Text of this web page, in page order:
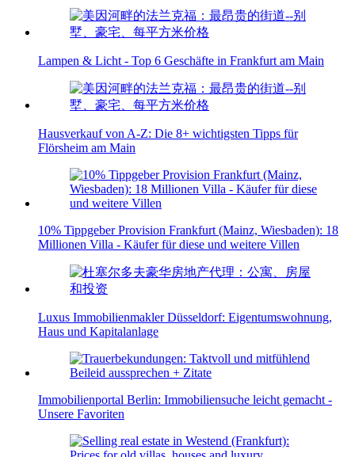
Lampen & Licht - Top 6 Geschäfte in Frankfurt am Main
Hausverkauf von A-Z: Die 8+ wichtigsten Tipps für
Flörsheim am Main
10% Tippgeber Provision Frankfurt (Mainz, Wiesbaden): 18
Millionen Villa - Käufer für diese und weitere Villen
Luxus Immobilienmakler Düsseldorf: Eigentumswohnung,
Haus und Kapitalanlage
Immobilienportal Berlin: Immobiliensuche leicht gemacht -
Unsere Favoriten